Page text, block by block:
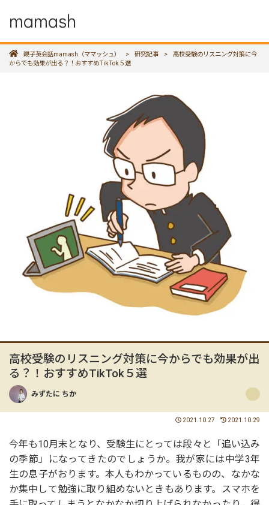
mamash
親子英会話mamash（ママッシュ） > 研究記事 >
高校受験のリスニング対策に今
からでも効果が出る？！おすすめTikTok５選
高校受験のリスニング対策に今からでも効果が出
る？！おすすめTikTok５選
みずたに ちか
2021.10.27 2021.10.29
今年も10月末となり、受験生にとっては段々と「追い込み
の季節」になってきたのでしょうか。我が家には中学3年
生の息子がおります。本人もわかっているものの、なかな
か集中して勉強に取り組めないときもあります。スマホを